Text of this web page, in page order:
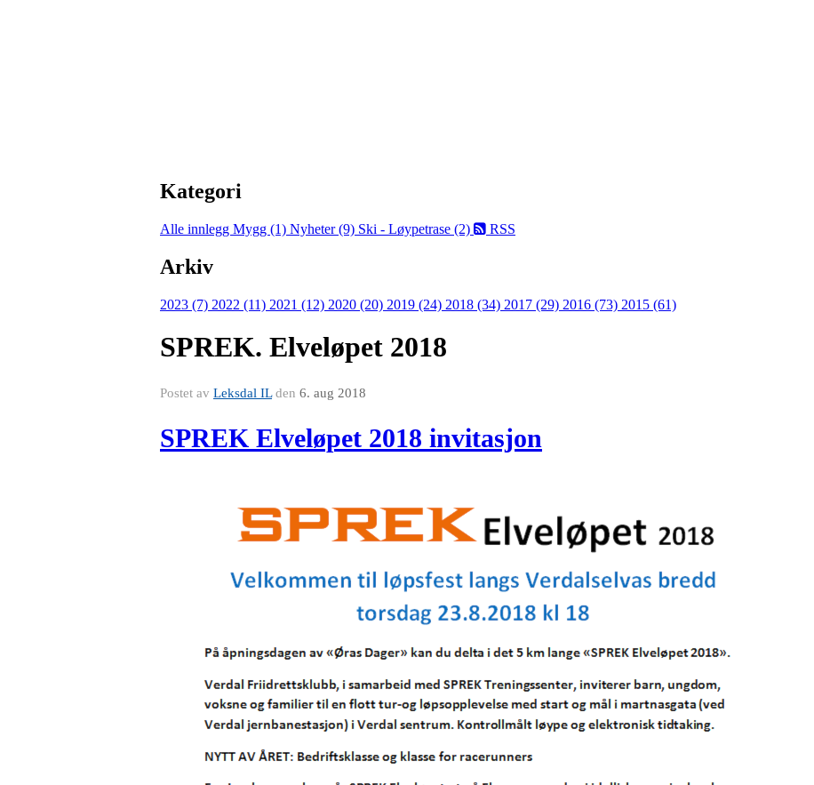
Kategori
Alle innlegg Mygg (1) Nyheter (9) Ski - Løypetrase (2) RSS
Arkiv
2023 (7) 2022 (11) 2021 (12) 2020 (20) 2019 (24) 2018 (34) 2017 (29) 2016 (73) 2015 (61)
SPREK. Elveløpet 2018
Postet av Leksdal ILden 6. aug 2018
SPREK Elveløpet 2018 invitasjon